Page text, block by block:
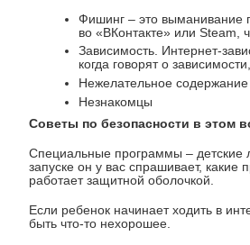
Фишинг – это выманивание
во «ВКонтакте» или Steam,
Зависимость. Интернет-
когда говорят о
Нежелательное содержание
Незнакомцы
Советы по безопасности в этом
Специальные программы – детские
запуске он у вас спрашивает,
работает защитной оболочкой.
Если ребенок начинает ходить в
быть что-то нехорошее.